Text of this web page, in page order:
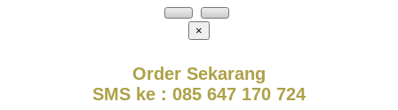
×
Order Sekarang
SMS ke : 085 647 170 724